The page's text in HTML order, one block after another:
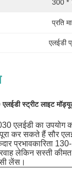
300 *
प्रति
एलईडी
एलईडी स्ट्रीट लाइट
एलईडी का उपयोग
कर सकते हैं सौर
प्रभावकारिता
लेकिन सस्ती
लेंस।